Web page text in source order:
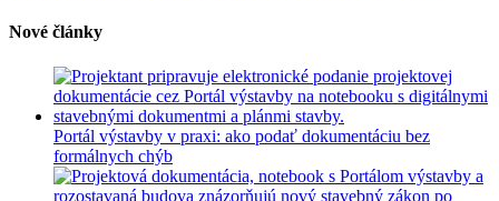
Nové články
Portál výstavby v praxi: ako podať dokumentáciu bez
formálnych chýb